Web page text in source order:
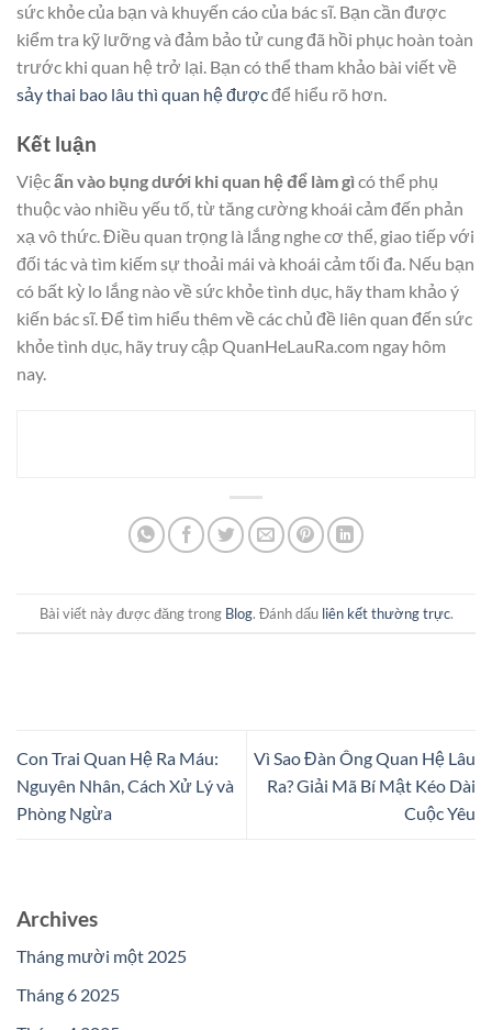
sức khỏe của bạn và khuyến cáo của bác sĩ. Bạn cần được
kiểm tra kỹ lưỡng và đảm bảo tử cung đã hồi phục hoàn toàn
trước khi quan hệ trở lại. Bạn có thể tham khảo bài viết về
sảy thai bao lâu thì quan hệ đượcđể hiểu rõ hơn.
Kết luận
Việcấn vào bụng dưới khi quan hệ để làm gì có thể phụ
thuộc vào nhiều yếu tố, từ tăng cường khoái cảm đến phản
xạ vô thức. Điều quan trọng là lắng nghe cơ thể, giao tiếp với
đối tác và tìm kiếm sự thoải mái và khoái cảm tối đa. Nếu bạn
có bất kỳ lo lắng nào về sức khỏe tình dục, hãy tham khảo ý
kiến bác sĩ. Để tìm hiểu thêm về các chủ đề liên quan đến sức
khỏe tình dục, hãy truy cập QuanHeLauRa.com ngay hôm
nay.
Bài viết này được đăng trong Blog. Đánh dấu liên kết thường trực.
Con Trai Quan Hệ Ra Máu:
Nguyên Nhân, Cách Xử Lý và
Phòng Ngừa
Vì Sao Đàn Ông Quan Hệ Lâu
Ra? Giải Mã Bí Mật Kéo Dài
Cuộc Yêu
Archives
Tháng mười một 2025
Tháng 6 2025